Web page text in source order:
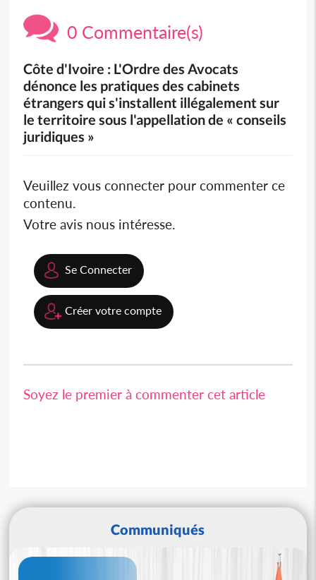
0 Commentaire(s)
Côte d'Ivoire : L'Ordre des Avocats
dénonce les pratiques des cabinets
étrangers qui s'installent illégalement sur
le territoire sous l'appellation de « conseils
juridiques »
Veuillez vous connecter pour commenter ce
contenu.
Votre avis nous intéresse.
Se Connecter
Créer votre compte
Soyez le premier à commenter cet article
Communiqués